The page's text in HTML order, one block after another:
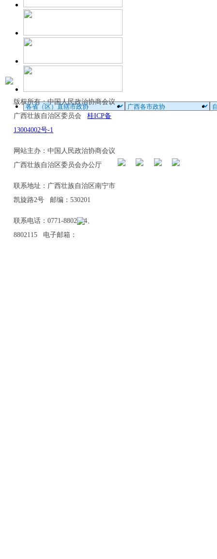
版权所有：中国人民政治协商会议
广西壮族自治区委员会 桂ICP备
13004002号-1
网站主办：中国人民政治协商会议
广西壮族自治区委员会办公厅
联系地址：广西壮族自治区南宁市
凯旋路2号 邮编：530201
联系电话：0771-8802114、
8802115 电子邮箱：